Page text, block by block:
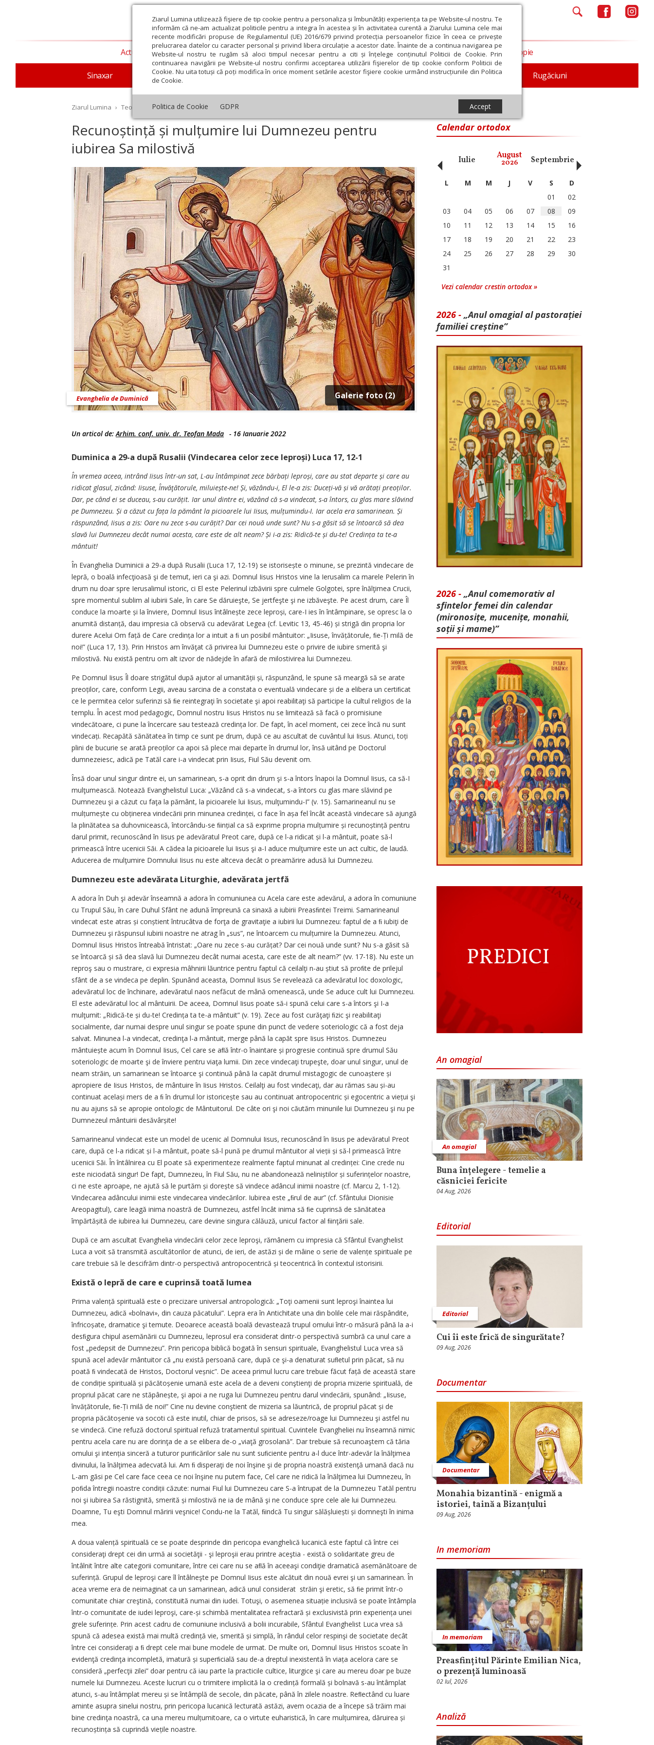
Ziarul Lumina utilizează fişiere de tip cookie pentru a personaliza și îmbunătăți experiența ta pe Website-ul nostru. Te
informăm că ne-am actualizat politicile pentru a integra în acestea și în activitatea curentă a Ziarului Lumina cele mai
recente modificări propuse de Regulamentul (UE) 2016/679 privind protecția persoanelor fizice în ceea ce privește
prelucrarea datelor cu caracter personal și privind libera circulație a acestor date. Înainte de a continua navigarea pe
Website-ul nostru te rugăm să aloci timpul necesar pentru a citi și înțelege conținutul Politicii de Cookie. Prin
continuarea navigării pe Website-ul nostru confirmi acceptarea utilizării fişierelor de tip cookie conform Politicii de
Cookie. Nu uita totuși că poți modifica în orice moment setările acestor fişiere cookie urmând instrucțiunile din Politica
de Cookie.
Politica de Cookie GDPR Accept
Actualitate religioasă Teologie și spiritualitate
Sinaxar Apostolul zilei Evanghelia zilei Evanghelia de Duminică Theologica Liturgica Patristica Rugăciuni
Educaţie și Cultură Societate Opinii Filantropie
Ziarul Lumina › Teologie și spiritualitate › Evanghelia de Duminică Recunoștință și mulțumire lui Dumnezeu pentru iubirea Sa milostivă
Recunoștință și mulțumire lui Dumnezeu pentru
iubirea Sa milostivă
Galerie foto (2)
Evanghelia de Duminică
Un articol de:Arhim. conf. univ. dr. Teofan Mada - 16 Ianuarie 2022
Duminica a 29-a după Rusalii (Vindecarea celor zece leproși) Luca 17, 12-1
În vremea aceea, intrând Iisus într-un sat, L-au întâmpinat zece bărbați leproși, care au stat departe și care au
ridicat glasul, zicând: Iisuse, Învăţătorule, miluiește-ne! Și, văzându-i, El le-a zis: Duceți-vă și vă arătați preoților.
Dar, pe când ei se duceau, s-au curățit. Iar unul dintre ei, văzând că s-a vindecat, s-a întors, cu glas mare slăvind
pe Dumnezeu. Și a căzut cu fața la pământ la picioarele lui Iisus, mulțumindu-I. Iar acela era samarinean. Și
răspunzând, Iisus a zis: Oare nu zece s-au curățit? Dar cei nouă unde sunt? Nu s-a găsit să se întoarcă să dea
slavă lui Dumnezeu decât numai acesta, care este de alt neam? Și i-a zis: Ridică-te și du-te! Credința ta te-a
mântuit!
În Evanghelia Duminicii a 29-a după Rusalii (Luca 17, 12-19) se istorisește o minune, se prezintă vindecare de
lepră, o boală infecţioasă şi de temut, ieri ca şi azi. Domnul Iisus Hristos vine la Ierusalim ca marele Pelerin în
drum nu doar spre Ierusalimul istoric, ci El este Pelerinul izbăvirii spre culmele Golgotei, spre înălţimea Crucii,
spre momentul sublim al iubirii Sale, în care Se dăruieşte, Se jertfeşte şi ne izbăveşte. Pe acest drum, care Îl
conduce la moarte și la înviere, Domnul Iisus întâlnește zece leproși, care-I ies în întâmpinare, se opresc la o
anumită distanță, dau impresia că observă cu adevărat Legea (cf. Levitic 13, 45-46) și strigă din propria lor
durere Acelui Om față de Care credința lor a intuit a ﬁ un posibil mântuitor: „Iisuse, învățătorule, ﬁe-Ți milă de
noi!” (Luca 17, 13). Prin Hristos am învăţat că privirea lui Dumnezeu este o privire de iubire smerită şi
milostivă. Nu există pentru om alt izvor de nădejde în afară de milostivirea lui Dumnezeu.
Pe Domnul Iisus Îl doare strigătul după ajutor al umanității și, răspunzând, le spune să meargă să se arate
preoților, care, conform Legii, aveau sarcina de a constata o eventuală vindecare și de a elibera un certiﬁcat
ce le permitea celor suferinzi să ﬁe reintegraţi în societate şi apoi reabilitaţi să participe la cultul religios de la
templu. În acest mod pedagogic, Domnul nostru Iisus Hristos nu se limitează să facă o promisiune
vindecătoare, ci pune la încercare sau testează credința lor. De fapt, în acel moment, cei zece încă nu sunt
vindecați. Recapătă sănătatea în timp ce sunt pe drum, după ce au ascultat de cuvântul lui Iisus. Atunci, toți
plini de bucurie se arată preoților ca apoi să plece mai departe în drumul lor, însă uitând pe Doctorul
dumnezeiesc, adică pe Tatăl care i-a vindecat prin Iisus, Fiul Său devenit om.
Însă doar unul singur dintre ei, un samarinean, s-a oprit din drum şi s-a întors înapoi la Domnul Iisus, ca să-I
mulţumească. Notează Evanghelistul Luca: „Văzând că s-a vindecat, s-a întors cu glas mare slăvind pe
Dumnezeu şi a căzut cu faţa la pământ, la picioarele lui Iisus, mulţumindu-I” (v. 15). Samarineanul nu se
mulțumește cu obținerea vindecării prin minunea credinței, ci face în așa fel încât această vindecare să ajungă
la plinătatea sa duhovnicească, întorcându-se ﬁințial ca să exprime propria mulțumire și recunoștință pentru
darul primit, recunoscând în Iisus pe adevăratul Preot care, după ce l-a ridicat și l-a mântuit, poate să-l
primească între ucenicii Săi. A cădea la picioarele lui Iisus şi a-I aduce mulţumire este un act cultic, de laudă.
Aducerea de mulţumire Domnului Iisus nu este altceva decât o preamărire adusă lui Dumnezeu.
Dumnezeu este adevărata Liturghie, adevărata jertfă
A adora în Duh şi adevăr înseamnă a adora în comuniunea cu Acela care este adevărul, a adora în comuniune
cu Trupul Său, în care Duhul Sfânt ne adună împreună ca sinaxă a iubirii Preasﬁntei Treimi. Samarineanul
vindecat este atras și conștient întrucâtva de forţa de gravitaţie a iubirii lui Dumnezeu: faptul de a ﬁ iubiţi de
Dumnezeu şi răspunsul iubirii noastre ne atrag în „sus”, ne întoarcem cu mulțumire la Dumnezeu. Atunci,
Domnul Iisus Hristos întreabă întristat: „Oare nu zece s-au curățat? Dar cei nouă unde sunt? Nu s-a găsit să
se întoarcă și să dea slavă lui Dumnezeu decât numai acesta, care este de alt neam?” (vv. 17-18). Nu este un
reproş sau o mustrare, ci expresia mâhnirii lăuntrice pentru faptul că ceilalţi n-au știut să proﬁte de prilejul
sfânt de a se vindeca pe deplin. Spunând aceasta, Domnul Iisus Se revelează ca adevăratul loc doxologic,
adevăratul loc de închinare, adevăratul naos nefăcut de mână omenească, unde Se aduce cult lui Dumnezeu.
El este adevăratul loc al mântuirii. De aceea, Domnul Iisus poate să-i spună celui care s-a întors şi I-a
mulţumit: „Ridică-te și du-te! Credința ta te-a mântuit” (v. 19). Zece au fost curăţaţi ﬁzic şi reabilitaţi
socialmente, dar numai despre unul singur se poate spune din punct de vedere soteriologic că a fost deja
salvat. Minunea l-a vindecat, credinţa l-a mântuit, merge până la capăt spre Iisus Hristos. Dumnezeu
mântuiește acum în Domnul Iisus, Cel care se aﬂă într-o înaintare și progresie continuă spre drumul Său
soteriologic de moarte şi de înviere pentru viaţa lumii. Din zece vindecaţi trupeşte, doar unul singur, unul de
neam străin, un samarinean se întoarce şi continuă până la capăt drumul mistagogic de cunoaștere și
apropiere de Iisus Hristos, de mântuire în Iisus Hristos. Ceilalţi au fost vindecaţi, dar au rămas sau și-au
continuat același mers de a ﬁ în drumul lor istoricește sau au continuat antropocentric și egocentric a viețui şi
nu au ajuns să se apropie ontologic de Mântuitorul. De câte ori şi noi căutăm minunile lui Dumnezeu şi nu pe
Dumnezeul mântuirii desăvârșite!
Samarineanul vindecat este un model de ucenic al Domnului Iisus, recunoscând în Iisus pe adevăratul Preot
care, după ce l-a ridicat și l-a mântuit, poate să-l pună pe drumul mântuitor al vieții și să-l primească între
ucenicii Săi. În întâlnirea cu El poate să experimenteze realmente faptul minunat al credinței: Cine crede nu
este niciodată singur! De fapt, Dumnezeu, în Fiul Său, nu ne abandonează neliniștilor și suferințelor noastre,
ci ne este aproape, ne ajută să le purtăm și dorește să vindece adâncul inimii noastre (cf. Marcu 2, 1-12).
Vindecarea adâncului inimii este vindecarea vindecărilor. Iubirea este „ﬁrul de aur” (cf. Sfântului Dionisie
Areopagitul), care leagă inima noastră de Dumnezeu, astfel încât inima să ﬁe cuprinsă de sănătatea
împărtășită de iubirea lui Dumnezeu, care devine singura călăuză, unicul factor al ﬁinţării sale.
După ce am ascultat Evanghelia vindecării celor zece leproşi, rămânem cu impresia că Sfântul Evanghelist
Luca a voit să transmită ascultătorilor de atunci, de ieri, de astăzi și de mâine o serie de valențe spirituale pe
care trebuie să le descifrăm dintr-o perspectivă antropocentrică și teocentrică în contextul istorisirii.
Există o lepră de care e cuprinsă toată lumea
Prima valență spirituală este o precizare universal antropologică: „Toţi oamenii sunt leproşi înaintea lui
Dumnezeu, adică «bolnavi», din cauza păcatului”. Lepra era în Antichitate una din bolile cele mai răspândite,
înfricoșate, dramatice şi temute. Deoarece această boală devastează trupul omului într-o măsură până la a-i
desﬁgura chipul asemănării cu Dumnezeu, leprosul era considerat dintr-o perspectivă sumbră ca unul care a
fost „pedepsit de Dumnezeu”. Prin pericopa biblică bogată în sensuri spirituale, Evanghelistul Luca vrea să
spună acel adevăr mântuitor că „nu există persoană care, după ce şi-a denaturat suﬂetul prin păcat, să nu
poată ﬁ vindecată de Hristos, Doctorul veșnic”. De aceea primul lucru care trebuie făcut față de această stare
de condiție spirituală și păcătoșenie umană este acela de a deveni conştienţi de propria mizerie spirituală, de
propriul păcat care ne stăpânește, şi apoi a ne ruga lui Dumnezeu pentru darul vindecării, spunând: „Iisuse,
învățătorule, ﬁe-Ți milă de noi!” Cine nu devine conştient de mizeria sa lăuntrică, de propriul păcat și de
propria păcătoșenie va socoti că este inutil, chiar de prisos, să se adreseze/roage lui Dumnezeu şi astfel nu
se vindecă. Cine refuză doctorul spiritual refuză tratamentul spiritual. Cuvintele Evangheliei nu înseamnă nimic
pentru acela care nu are dorinţa de a se elibera de-o „viaţă grosolană”. Dar trebuie să recunoaştem că tăria
omului şi intenția sinceră a tuturor puriﬁcărilor sale nu sunt suﬁciente pentru a-l duce într-adevăr la înălţimea
divinului, la înălţimea adecvată lui. Am ﬁ disperaţi de noi înşine şi de propria noastră existenţă umană dacă nu
L-am găsi pe Cel care face ceea ce noi înşine nu putem face, Cel care ne ridică la înălţimea lui Dumnezeu, în
poﬁda întregii noastre condiții căzute: numai Fiul lui Dumnezeu care S-a întrupat de la Dumnezeu Tatăl pentru
noi şi iubirea Sa răstignită, smerită și milostivă ne ia de mână şi ne conduce spre cele ale lui Dumnezeu.
Doamne, Tu eşti Domnul măririi veşnice! Condu-ne la Tatăl, ﬁindcă Tu singur sălășluiești și domneşti în inima
mea.
A doua valență spirituală ce se poate desprinde din pericopa evanghelică lucanică este faptul că între cei
consideraţi drept cei din urmă ai societăţii - şi leproşii erau printre aceştia - există o solidaritate greu de
întâlnit între alte categorii comunitare, între cei care nu se aﬂă în aceeaşi condiţie dramatică asemănătoare de
suferință. Grupul de leproşi care îl întâlneşte pe Domnul Iisus este alcătuit din nouă evrei şi un samarinean. În
acea vreme era de neimaginat ca un samarinean, adică unul considerat străin şi eretic, să ﬁe primit într-o
comunitate chiar creştină, constituită numai din iudei. Totuşi, o asemenea situație inclusivă se poate întâmpla
într-o comunitate de iudei leproşi, care-și schimbă mentalitatea refractară și exclusivistă prin experiența unei
grele suferințe. Prin acest cadru de comuniune inclusivă a bolii incurabile, Sfântul Evanghelist Luca vrea să
spună că adesea există mai multă credință vie, smerită și simplă, în rândul celor respinşi de societate decât
între cei consideraţi a ﬁ drept cele mai bune modele de urmat. De multe ori, Domnul Iisus Hristos scoate în
evidenţă credinţa incompletă, imatură și superﬁcială sau de-a dreptul inexistentă în viața acelora care se
consideră „perfecţii zilei” doar pentru că iau parte la practicile cultice, liturgice şi care au mereu doar pe buze
numele lui Dumnezeu. Aceste lucruri cu o trimitere implicită la o credință formală și bolnavă s-au întâmplat
atunci, s-au întâmplat mereu și se întâmplă de secole, din păcate, până în zilele noastre. Reﬂectând cu luare
aminte asupra sinelui nostru, prin pericopa lucanică lecturată astăzi, avem ocazia de a începe să trăim mai
bine credinţa noastră, ca una mereu mulțumitoare, ca o virtute euharistică, în care mulțumirea, dăruirea și
recunoștința să cuprindă viețile noastre.
Calendar ortodox
Iulie August
2026 Septembrie Octombrie
‹ L M M J V S
D
01
02
03
04 05 06 07 08
09
10
11 12 13 14 15
16
17
18 19 20 21 22
23
24
25 26 27 28 29
30
31
Vezi calendar crestin ortodox »
2026 - „Anul omagial al pastorației
familiei creștine”
2026 - „Anul comemorativ al
sfintelor femei din calendar
(mironosițe, mu­cenițe, monahii,
soții și mame)”
An omagial
An omagial
Buna înțelegere - temelie a
căsniciei fericite
04 Aug, 2026
Editorial
Editorial
Cui îi este frică de singurătate?
09 Aug, 2026
Documentar
Documentar
Monahia bizantină - enigmă a
istoriei, taină a Bizanțului
09 Aug, 2026
In memoriam
In memoriam
Preasfințitul Părinte Emilian Nica,
o prezență luminoasă
02 Iul, 2026
Analiză